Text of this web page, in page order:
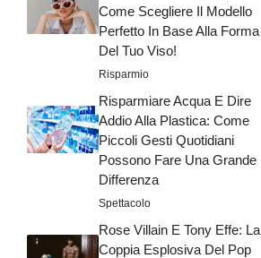
Come Scegliere Il Modello
Perfetto In Base Alla Forma
Del Tuo Viso!
Risparmio
Risparmiare Acqua E Dire
Addio Alla Plastica: Come
Piccoli Gesti Quotidiani
Possono Fare Una Grande
Differenza
Spettacolo
Rose Villain E Tony Effe: La
Coppia Esplosiva Del Pop